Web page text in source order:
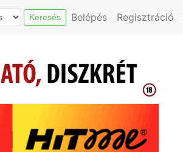
Keresés Belépés Regisztráció